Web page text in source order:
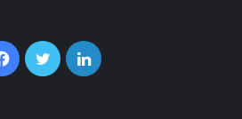
Facebook
TwitterLinkedin